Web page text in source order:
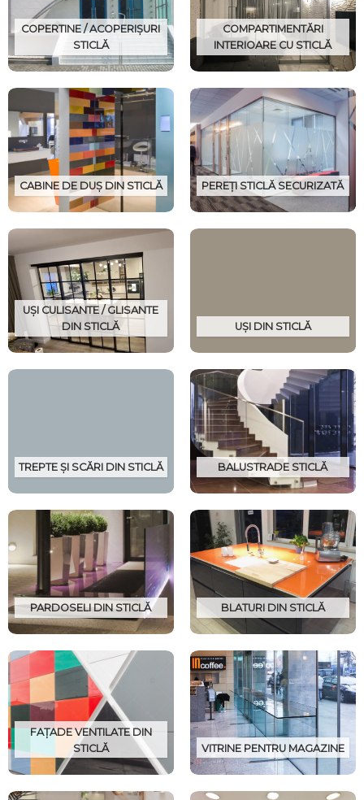
COPERTINE / ACOPERIȘURI
STICLĂ
COMPARTIMENTĂRI
INTERIOARE CU STICLĂ
CABINE DE DUȘ DIN STICLĂ PEREȚI STICLĂ SECURIZATĂ
UȘI CULISANTE / GLISANTE
DIN STICLĂ
UȘI DIN STICLĂ
TREPTE ȘI SCĂRI DIN STICLĂ BALUSTRADE STICLĂ
PARDOSELI DIN STICLĂ BLATURI DIN STICLĂ
FAȚADE VENTILATE DIN
STICLĂ
VITRINE PENTRU MAGAZINE